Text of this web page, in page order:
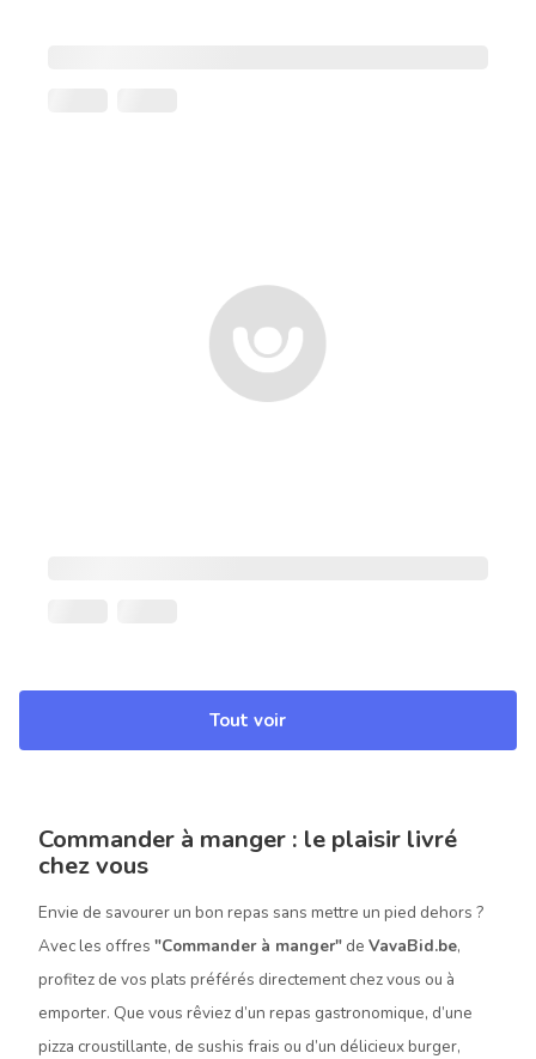
Tout voir
Commander à manger : le plaisir livré
chez vous
Envie de savourer un bon repas sans mettre un pied dehors ?
Avec les offres "Commander à manger" de VavaBid.be,
profitez de vos plats préférés directement chez vous ou à
emporter. Que vous rêviez d’un repas gastronomique, d’une
pizza croustillante, de sushis frais ou d’un délicieux burger,